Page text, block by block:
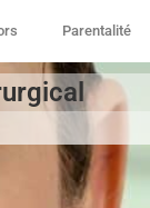
Parentalité